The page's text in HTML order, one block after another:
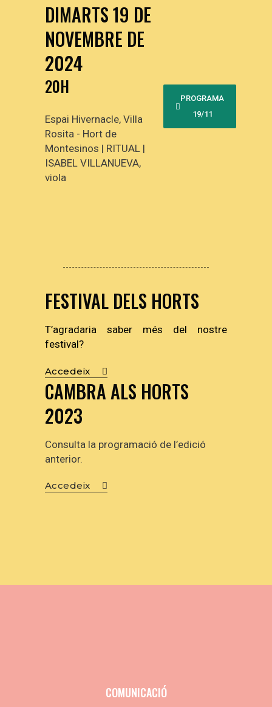
DIMARTS 19 DE
NOVEMBRE DE
2024
20H
Espai Hivernacle, Villa
Rosita - Hort de
Montesinos | RITUAL |
ISABEL VILLANUEVA,
viola
PROGRAMA
19/11
FESTIVAL DELS HORTS
T’agradaria saber més del nostre
festival?
Accedeix
CAMBRA ALS HORTS
2023
Consulta la programació de l’edició
anterior.
Accedeix
COMUNICACIÓ